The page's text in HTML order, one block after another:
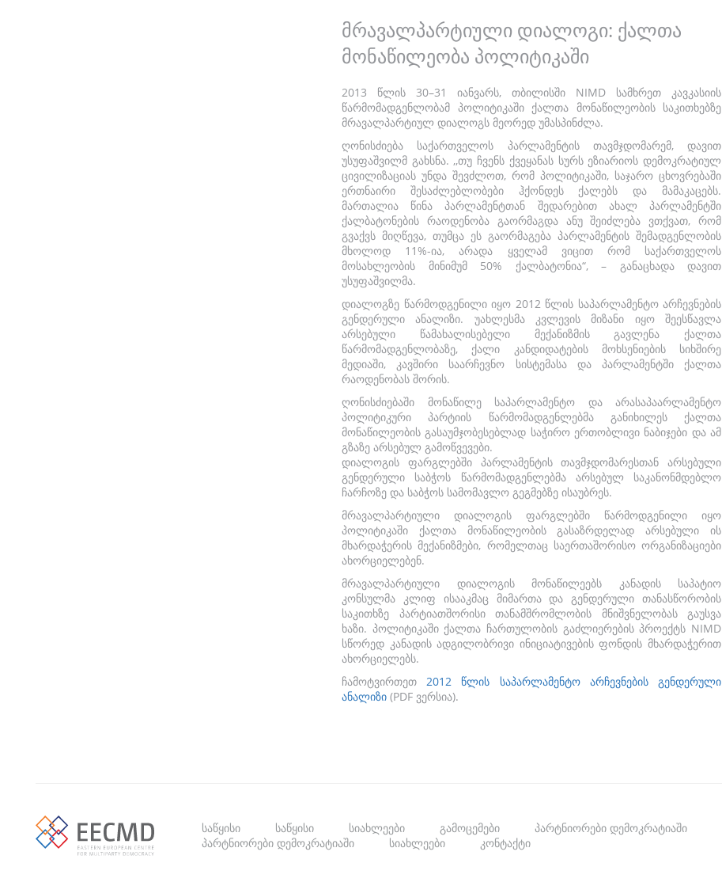
მრავალპარტიული დიალოგი: ქალთა
მონაწილეობა პოლიტიკაში
2013 წლის 30–31 იანვარს, თბილისში NIMD სამხრეთ კავკასიის
წარმომადგენლობამ პოლიტიკაში ქალთა მონაწილეობის საკითხებზე
მრავალპარტიულ დიალოგს მეორედ უმასპინძლა.
ღონისძიება საქართველოს პარლამენტის თავმჯდომარემ, დავით
უსუფაშვილმ გახსნა. ,,თუ ჩვენს ქვეყანას სურს ეზიარიოს დემოკრატიულ
ცივილიზაციას უნდა შევძლოთ, რომ პოლიტიკაში, საჯარო ცხოვრებაში
ერთნაირი შესაძლებლობები ჰქონდეს ქალებს და მამაკაცებს.
მართალია წინა პარლამენტთან შედარებით ახალ პარლამენტში
ქალბატონების რაოდენობა გაორმაგდა ანუ შეიძლება ვთქვათ, რომ
გვაქვს მიღწევა, თუმცა ეს გაორმაგება პარლამენტის შემადგენლობის
მხოლოდ 11%-ია, არადა ყველამ ვიცით რომ საქართველოს
მოსახლეობის მინიმუმ 50% ქალბატონია“, – განაცხადა დავით
უსუფაშვილმა.
დიალოგზე წარმოდგენილი იყო 2012 წლის საპარლამენტო არჩევნების
გენდერული ანალიზი. უახლესმა კვლევის მიზანი იყო შეესწავლა
არსებული წამახალისებელი მექანიზმის გავლენა ქალთა
წარმომადგენლობაზე, ქალი კანდიდატების მოხსენიების სიხშირე
მედიაში, კავშირი საარჩევნო სისტემასა და პარლამენტში ქალთა
რაოდენობას შორის.
ღონისძიებაში მონაწილე საპარლამენტო და არასაპაარლამენტო
პოლიტიკური პარტიის წარმომადგენლებმა განიხილეს ქალთა
მონაწილეობის გასაუმჯობესებლად საჭირო ერთობლივი ნაბიჯები და ამ
გზაზე არსებულ გამოწვევები.
დიალოგის ფარგლებში პარლამენტის თავმჯდომარესთან არსებული
გენდერული საბჭოს წარმომადგენლებმა არსებულ საკანონმდებლო
ჩარჩოზე და საბჭოს სამომავლო გეგმებზე ისაუბრეს.
მრავალპარტიული დიალოგის ფარგლებში წარმოდგენილი იყო
პოლიტიკაში ქალთა მონაწილეობის გასაზრდელად არსებული ის
მხარდაჭერის მექანიზმები, რომელთაც საერთაშორისო ორგანიზაციები
ახორციელებენ.
მრავალპარტიული დიალოგის მონაწილეებს კანადის საპატიო
კონსულმა კლიფ ისააკმაც მიმართა და გენდერული თანასწორობის
საკითხზე პარტიათშორისი თანამშრომლობის მნიშვნელობას გაუსვა
ხაზი. პოლიტიკაში ქალთა ჩართულობის გაძლიერების პროექტს NIMD
სწორედ კანადის ადგილობრივი ინიციატივების ფონდის მხარდაჭერით
ახორციელებს.
ჩამოტვირთეთ2012 წლის საპარლამენტო არჩევნების გენდერული
ანალიზი (PDF ვერსია).
საწყისი საწყისი სიახლეები გამოცემები პარტნიორები დემოკრატიაში
პარტნიორები დემოკრატიაში
სიახლეები კონტაქტი